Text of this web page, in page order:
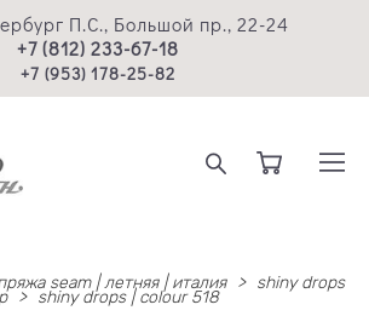
П.С., Большой пр., 22-24
+7 (812) 233-67-18
+7 (953) 178-25-82
seam | летняя | италия >
shiny drops
> shiny drops | colour 518